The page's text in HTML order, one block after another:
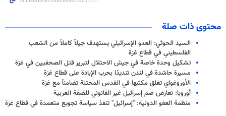
محتوى ذات صلة
السيد الحوثي: العدو الإسرائيلي يستهدف جيلاً كاملاً من الشعب
الفلسطيني في قطاع غزة
تشكيل وحدة خاصة في جيش الاحتلال لتبرير قتل الصحفيين في غزة
مسيرة حاشدة في لندن تنديدًا بحرب الإبادة على قطاع غزة
الأوروغواي تغلق مكتبها في القدس المحتلة تضامناً مع غزة
أوروبا: نعارض ضم إسرائيل غير القانوني للضفة الغربية
منظمة العفو الدولية: "إسرائيل" تنفذ سياسة تجويع متعمدة في قطاع غزة